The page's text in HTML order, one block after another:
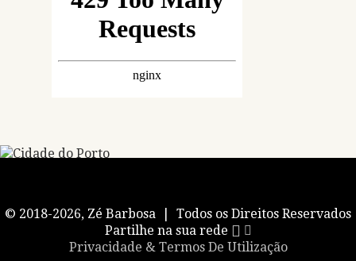
© 2018-2026, Zé Barbosa | Todos os Direitos Reservados
Partilhe na sua rede
Privacidade & Termos De Utilização